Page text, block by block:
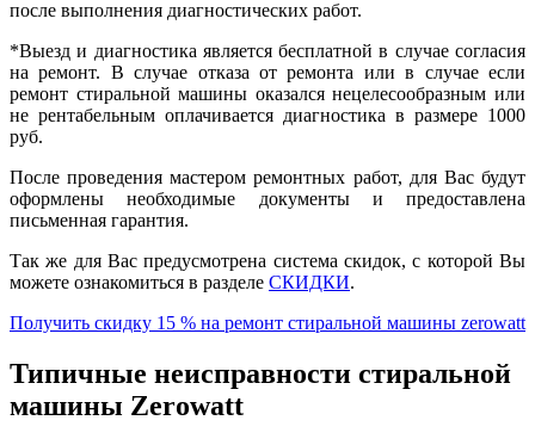
после выполнения диагностических работ.
*Выезд и диагностика является бесплатной в случае согласия
на ремонт. В случае отказа от ремонта или в случае если
ремонт стиральной машины оказался нецелесообразным или
не рентабельным оплачивается диагностика в размере 1000
руб.
После проведения мастером ремонтных работ, для Вас будут
оформлены необходимые документы и предоставлена
письменная гарантия.
Так же для Вас предусмотрена система скидок, с которой Вы
можете ознакомиться в разделе СКИДКИ.
Получить скидку 15 % на ремонт стиральной машины zerowatt
Типичные неисправности стиральной
машины Zerowatt